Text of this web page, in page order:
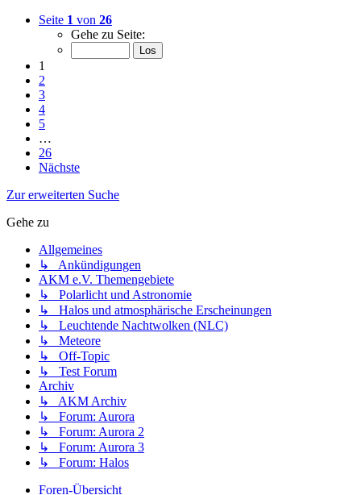
Seite 1 von 26
Gehe zu Seite:
1
2
3
4
5
…
26
Nächste
Zur erweiterten Suche
Gehe zu
Allgemeines
↳ Ankündigungen
AKM e.V. Themengebiete
↳ Polarlicht und Astronomie
↳ Halos und atmosphärische Erscheinungen
↳ Leuchtende Nachtwolken (NLC)
↳ Meteore
↳ Off-Topic
↳ Test Forum
Archiv
↳ AKM Archiv
↳ Forum: Aurora
↳ Forum: Aurora 2
↳ Forum: Aurora 3
↳ Forum: Halos
Foren-Übersicht